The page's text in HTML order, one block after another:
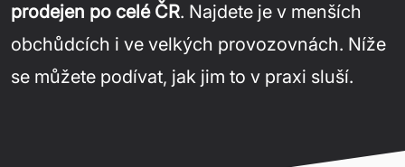
prodejen po celé ČR. Najdete je v menších
obchůdcích i ve velkých provozovnách. Níže
se můžete podívat, jak jim to v praxi sluší.